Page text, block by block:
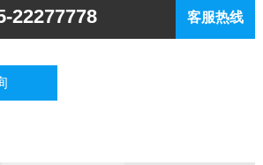
客服热线
22277778